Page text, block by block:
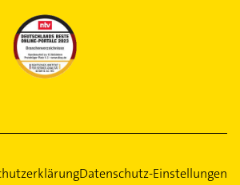
Datenschutz-Einstellungen